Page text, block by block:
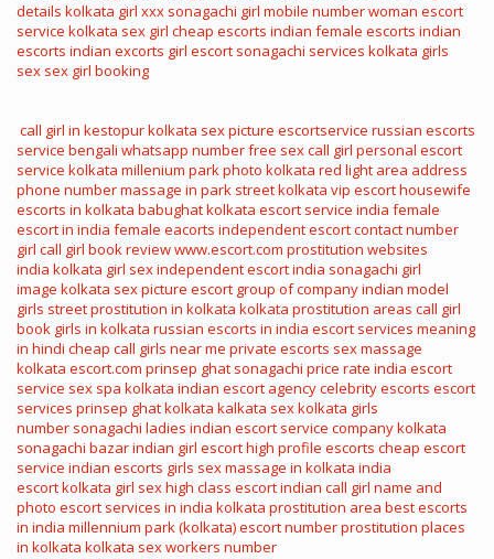
details kolkata girl xxx sonagachi girl mobile numberwoman escort
service kolkata sex girl cheap escorts indian female escorts indian
escorts indian excorts girl escort sonagachi services kolkata girls
sex sex girl booking
call girl in kestopurkolkata sex picture escortservice russian escorts
service bengali whatsapp numberfree sex call girl personal escort
service kolkata millenium park photo kolkata red light area address
phone numbermassage in park street kolkata vip escorthousewife
escorts in kolkata babughat kolkata escort service india female
escort in india female eacorts independent escortcontact number
girl call girl book reviewwww.escort.com prostitution websites
india kolkata girl sexindependent escort india sonagachi girl
image kolkata sex picture escort group of companyindian model
girls street prostitution in kolkata kolkata prostitution areas call girl
book girls in kolkata russian escorts in india escort services meaning
in hindi cheap call girls near me private escorts sex massage
kolkata escort.com prinsep ghat sonagachi price rate india escort
service sex spa kolkata indian escort agencycelebrity escorts escort
services prinsep ghat kolkata kalkata sexkolkata girls
number sonagachi ladies indian escort service companykolkata
sonagachi bazarindian girl escorthigh profile escorts cheap escort
service indian escorts girls sex massage in kolkata india
escortkolkata girl sexhigh class escortindian call girl name and
photo escort services in india kolkata prostitution area best escorts
in india millennium park (kolkata)escort numberprostitution places
in kolkata kolkata sex workers number